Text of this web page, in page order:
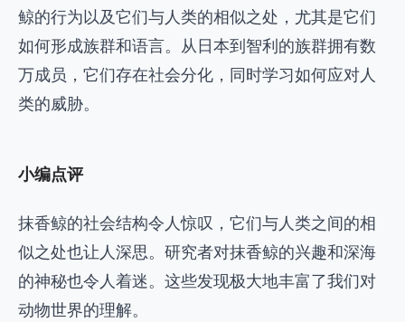
鲸的行为以及它们与人类的相似之处，尤其是它们
如何形成族群和语言。从日本到智利的族群拥有数
万成员，它们存在社会分化，同时学习如何应对人
类的威胁。
小编点评
抹香鲸的社会结构令人惊叹，它们与人类之间的相
似之处也让人深思。研究者对抹香鲸的兴趣和深海
的神秘也令人着迷。这些发现极大地丰富了我们对
动物世界的理解。